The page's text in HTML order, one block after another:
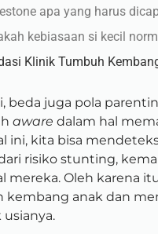
apa yang harus
kebiasaan si kecil
Klinik Tumbuh
beda juga pola
aware dalam hal
ini, kita bisa
risiko stunting,
mereka. Oleh karena
anak dan